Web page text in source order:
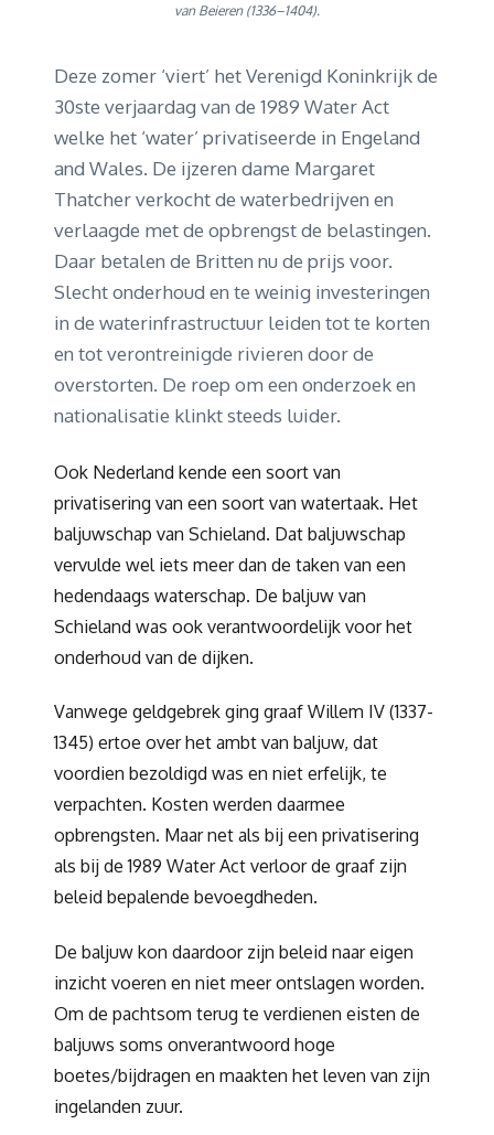
van Beieren (1336–1404).
Deze zomer ‘viert’ het Verenigd Koninkrijk de
30ste verjaardag van de 1989 Water Act
welke het ‘water’ privatiseerde in Engeland
and Wales. De ijzeren dame Margaret
Thatcher verkocht de waterbedrijven en
verlaagde met de opbrengst de belastingen.
Daar betalen de Britten nu de prijs voor.
Slecht onderhoud en te weinig investeringen
in de waterinfrastructuur leiden tot te korten
en tot verontreinigde rivieren door de
overstorten. De roep om een onderzoek en
nationalisatie klinkt steeds luider.
Ook Nederland kende een soort van
privatisering van een soort van watertaak. Het
baljuwschap van Schieland. Dat baljuwschap
vervulde wel iets meer dan de taken van een
hedendaags waterschap. De baljuw van
Schieland was ook verantwoordelijk voor het
onderhoud van de dijken.
Vanwege geldgebrek ging graaf Willem IV (1337-
1345) ertoe over het ambt van baljuw, dat
voordien bezoldigd was en niet erfelijk, te
verpachten. Kosten werden daarmee
opbrengsten. Maar net als bij een privatisering
als bij de 1989 Water Act verloor de graaf zijn
beleid bepalende bevoegdheden.
De baljuw kon daardoor zijn beleid naar eigen
inzicht voeren en niet meer ontslagen worden.
Om de pachtsom terug te verdienen eisten de
baljuws soms onverantwoord hoge
boetes/bijdragen en maakten het leven van zijn
ingelanden zuur.